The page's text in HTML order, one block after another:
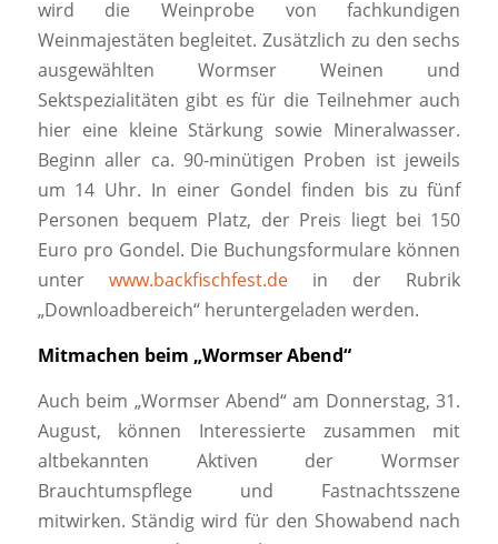
wird die Weinprobe von fachkundigen
Weinmajestäten begleitet. Zusätzlich zu den sechs
ausgewählten Wormser Weinen und
Sektspezialitäten gibt es für die Teilnehmer auch
hier eine kleine Stärkung sowie Mineralwasser.
Beginn aller ca. 90-minütigen Proben ist jeweils
um 14 Uhr. In einer Gondel finden bis zu fünf
Personen bequem Platz, der Preis liegt bei 150
Euro pro Gondel. Die Buchungsformulare können
unter www.backfischfest.dein der Rubrik
„Downloadbereich“ heruntergeladen werden.
Mitmachen beim „Wormser Abend“
Auch beim „Wormser Abend“ am Donnerstag, 31.
August, können Interessierte zusammen mit
altbekannten Aktiven der Wormser
Brauchtumspflege und Fastnachtsszene
mitwirken. Ständig wird für den Showabend nach